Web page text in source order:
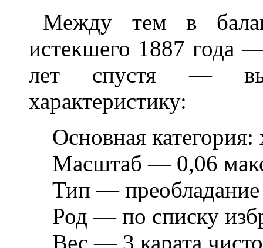
Между тем в
истекшего 1887 года
лет спустя—вы
характеристику:
Основная
Масштаб—0,06
Тип—
Род—по списку
Вес—3 карата